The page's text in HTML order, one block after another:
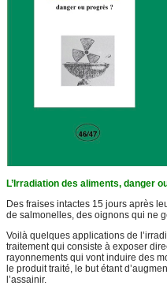
L’Irradiation des aliments, danger
Des fraises intactes 15 jours après
de salmonelles, des oignons qui ne
Voilà quelques applications de
traitement qui consiste à exposer
rayonnements qui vont induire des
le produit traité, le but étant
l’assainir.